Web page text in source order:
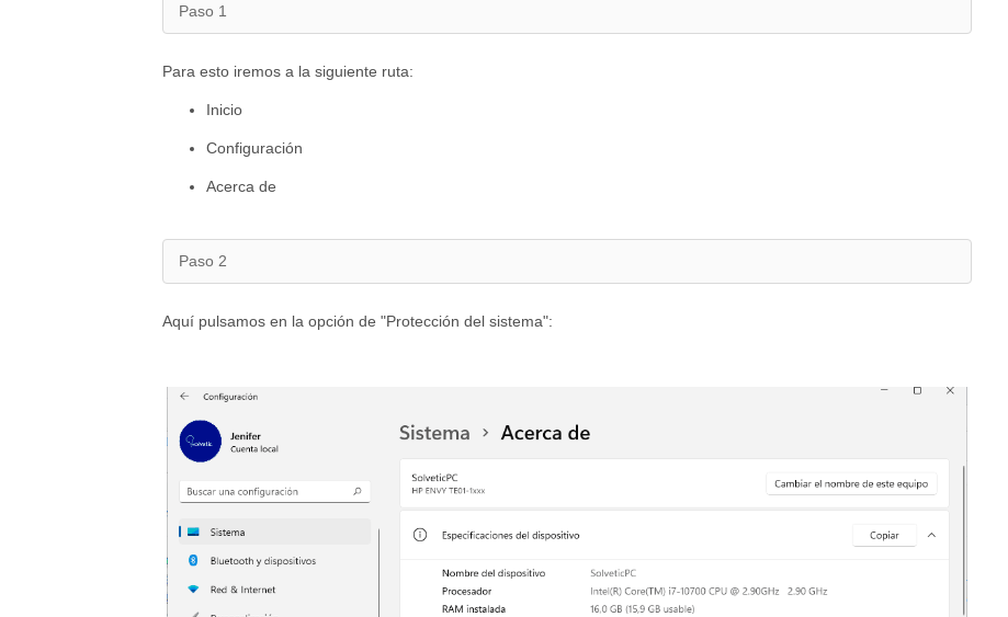
Paso 1
Para esto iremos a la siguiente ruta:
Inicio
Configuración
Acerca de
Paso 2
Aquí pulsamos en la opción de "Protección del sistema":